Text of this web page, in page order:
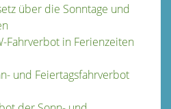
über die Sonntage und
Fahrverbot in Ferienzeiten
und Feiertagsfahrverbot